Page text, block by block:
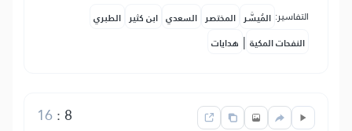
التفاسير: المُيسَّر المختصر السعدي ابن كثير الطبري
النفحات المكية | هدايات
8
:
16